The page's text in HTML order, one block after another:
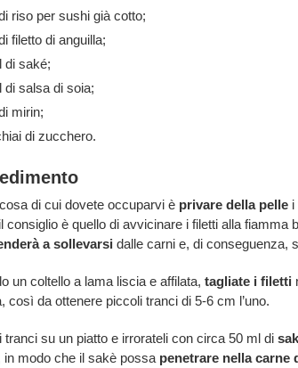
riso per sushi già cotto;
filetto di anguilla;
di saké;
di salsa di soia;
mirin;
di zucchero.
di cui dovete occuparvi è privare della pellei
consiglio è quello di avvicinare i filetti alla fiamma
a sollevarsi dalle carni e, di conseguenza,
un coltello a lama liscia e affilata, tagliate i filetti
così da ottenere piccoli tranci di 5-6 cm l’uno.
tranci su un piatto e irrorateli con circa 50 ml di
in modo che il sakè possa penetrare nella carne